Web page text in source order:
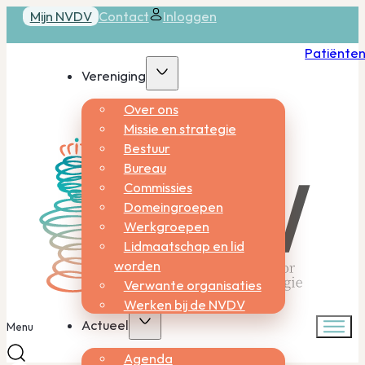
Mijn NVDV Contact Inloggen
Vereniging
Over ons
Missie en strategie
Bestuur
Bureau
Commissies
Domeingroepen
Werkgroepen
Lidmaatschap en lid
worden
Verwante organisaties
Werken bij de NVDV
Actueel
Agenda
Menu